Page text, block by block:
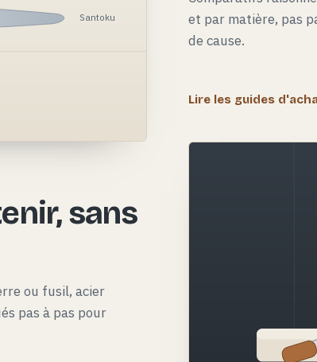
Santoku
et par matière, pas
de cause.
Lire les guides
sans
ou fusil, acier
pas à pas pour